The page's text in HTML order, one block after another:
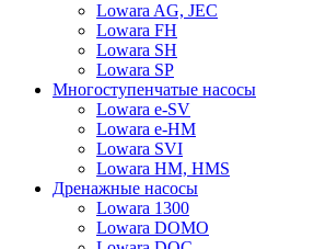
Lowara AG, JEC
Lowara FH
Lowara SH
Lowara SP
Многоступенчатые насосы
Lowara e-SV
Lowara e-HM
Lowara SVI
Lowara HM, HMS
Дренажные насосы
Lowara 1300
Lowara DOMO